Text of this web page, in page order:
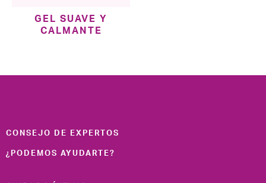
GEL SUAVE Y
CALMANTE
CONSEJO DE EXPERTOS
¿PODEMOS AYUDARTE?